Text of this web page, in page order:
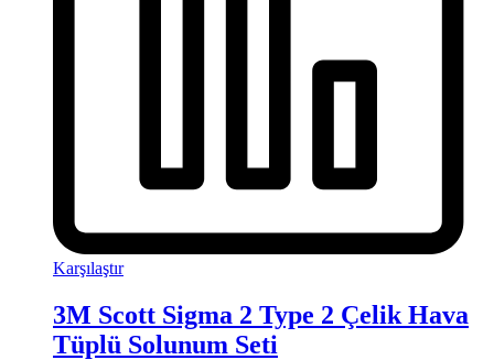
Karşılaştır
3M Scott Sigma 2 Type 2 Çelik Hava
Tüplü Solunum Seti